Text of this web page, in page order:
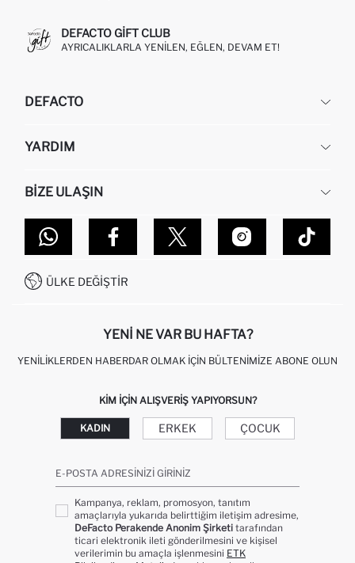
DEFACTO GIFT CLUB
AYRICALIKLARLA YENILEN, EĞLEN, DEVAM ET!
DEFACTO
HAKKIMIZDA
KURUMSAL SATIŞ
DEFACTO TEKNOLOJI
SITEMAP
YARDIM
SIPARIŞIMI NASIL TAKIP EDERIM?
NASIL İADE EDERIM?
GIFT CLUB SIKÇA SORULAN SORULAR
İŞLEM REHBERI
KAMPANYALAR
BIZE ULAŞIN
MAĞAZALARIMIZ
İLETIŞIM FORMU
0850 333 22 86
ÜLKE DEĞIŞTIR
YENI NE VAR BU HAFTA?
YENILIKLERDEN HABERDAR OLMAK İÇIN BÜLTENIMIZE ABONE OLUN
KIM IÇIN ALIŞVERIŞ YAPIYORSUN?
KADIN ERKEK ÇOCUK
E-POSTA ADRESINIZI GIRINIZ
Kampanya, reklam, promosyon, tanıtım
amaçlarıyla yukarıda belirttiğim iletişim adresime,
DeFacto Perakende Anonim Şirketi tarafından
ticari elektronik ileti gönderilmesini ve kişisel
verilerimin bu amaçla işlenmesini ETK